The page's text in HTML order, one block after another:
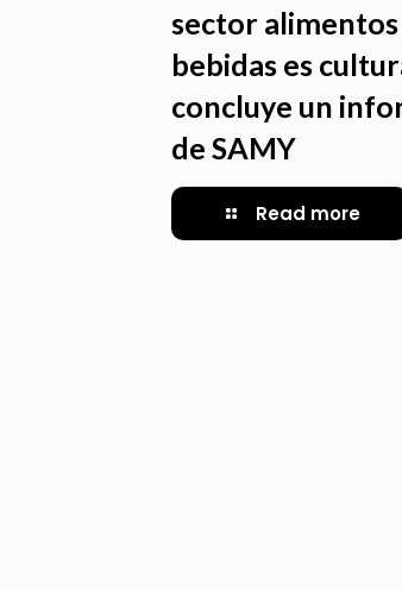
sector
bebidas es
concluye un
de SAMY
Read more